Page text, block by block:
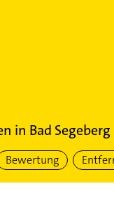
in Bad Segeberg
Bewertung